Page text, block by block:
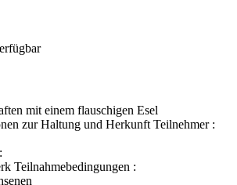
mit einem flauschigen Esel
zur Haltung und Herkunft Teilnehmer :
Teilnahmebedingungen :